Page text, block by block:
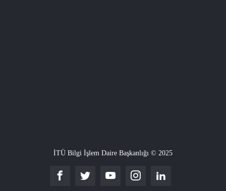
İTÜ Bilgi İşlem Daire Başkanlığı © 2025